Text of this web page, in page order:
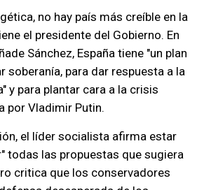
no hay país más creíble en la
el presidente del Gobierno. En
Sánchez, España tiene "un plan
soberanía, para dar respuesta a la
y para plantar cara a la crisis
por Vladimir Putin.
el líder socialista afirma estar
todas las propuestas que sugiera
critica que los conservadores